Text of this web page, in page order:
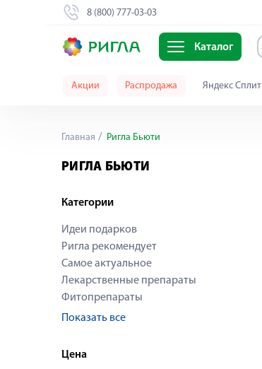
8 (800) 777-03-03
Каталог
Акции Распродажа Яндекс Сплит
Главная Ригла Бьюти
РИГЛА БЬЮТИ
Категории
Идеи подарков
Ригла рекомендует
Самое актуальное
Лекарственные препараты
Фитопрепараты
Показать все
Цена